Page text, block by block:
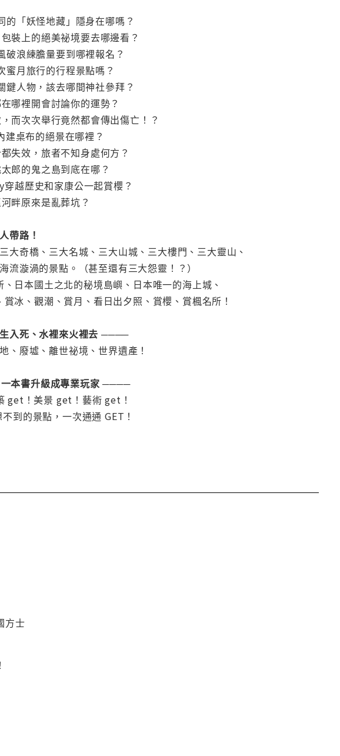
的「妖怪地藏」隱身在哪嗎？
裝上的絕美祕境要去哪邊看？
浪練膽量要到哪裡報名？
蜜月旅行的行程景點嗎？
鍵人物，該去哪間神社參拜？
哪裡開會討論你的運勢？
而次次舉行竟然都會傳出傷亡！？
桌布的絕景在哪裡？
失效，旅者不知身處何方？
郎的鬼之島到底在哪？
越歷史和家康公一起賞櫻？
畔原來是亂葬坑？
帶路！
奇橋、三大名城、三大山城、三大樓門、三大靈山、
漩渦的景點。（甚至還有三大怨靈！？）
日本國土之北的秘境島嶼、日本唯一的海上城、
冰、觀潮、賞月、看日出夕照、賞櫻、賞楓名所！
入死、水裡來火裡去 ────
、廢墟、離世祕境、世界遺產！
本書升級成專業玩家 ────
get！美景 get！藝術 get！
到的景點，一次通通 GET！
方士